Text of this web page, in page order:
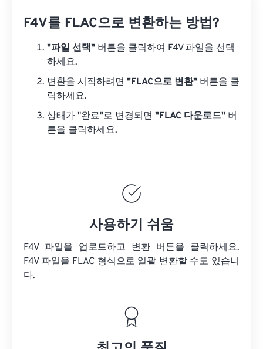
F4V를 FLAC으로 변환하는 방법?
"파일 선택" 버튼을 클릭하여 F4V 파일을 선택
하세요.
변환을 시작하려면 "FLAC으로 변환" 버튼을 클
릭하세요.
상태가 "완료"로 변경되면 "FLAC 다운로드" 버
튼을 클릭하세요.
사용하기 쉬움
F4V 파일을 업로드하고 변환 버튼을 클릭하세요.
F4V 파일을 FLAC 형식으로 일괄 변환할 수도 있습니
다.